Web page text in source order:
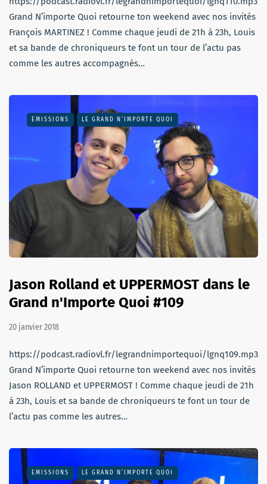
Grand N’importe Quoi retourne ton weekend avec nos invités
François MARTINEZ ! Comme chaque jeudi de 21h à 23h, Louis
et sa bande de chroniqueurs te font un tour de l’actu pas
comme les autres accompagnés…
EMISSIONS LE GRAND N’IMPORTE QUOI
Jason Rolland et UPPERMOST dans le
Grand n'Importe Quoi #109
20 janvier 2018
https://podcast.radiovl.fr/legrandnimportequoi/lgnq109.mp3Le
Grand N’importe Quoi retourne ton weekend avec nos invités
Jason ROLLAND et UPPERMOST ! Comme chaque jeudi de 21h
à 23h, Louis et sa bande de chroniqueurs te font un tour de
l’actu pas comme les autres…
EMISSIONS LE GRAND N’IMPORTE QUOI